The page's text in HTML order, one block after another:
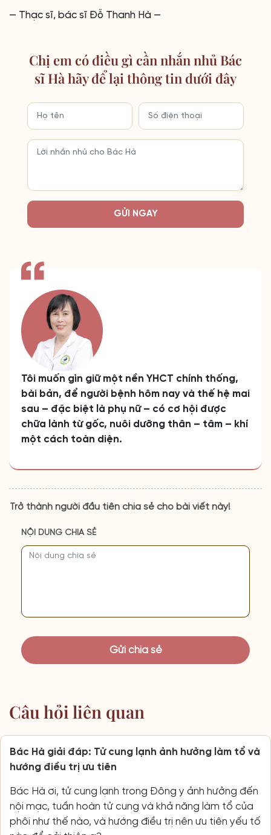
— Thạc sĩ, bác sĩ Đỗ Thanh Hà —
Chị em có điều gì cần nhắn nhủ Bác
sĩ Hà hãy để lại thông tin dưới đây
GỬI NGAY
Tôi muốn gìn giữ một nền YHCT chính thống,
bài bản, để người bệnh hôm nay và thế hệ mai
sau – đặc biệt là phụ nữ – có cơ hội được
chữa lành từ gốc, nuôi dưỡng thân – tâm – khí
một cách toàn diện.
Trở thành người đầu tiên chia sẻ cho bài viết này!
NỘI DUNG CHIA SẺ
Câu hỏi liên quan
Bác Hà giải đáp: Tử cung lạnh ảnh hưởng làm tổ và
hướng điều trị ưu tiên
Bác Hà ơi, tử cung lạnh trong Đông y ảnh hưởng đến
nội mạc, tuần hoàn tử cung và khả năng làm tổ của
phôi như thế nào, và hướng điều trị nên ưu tiên yếu tố